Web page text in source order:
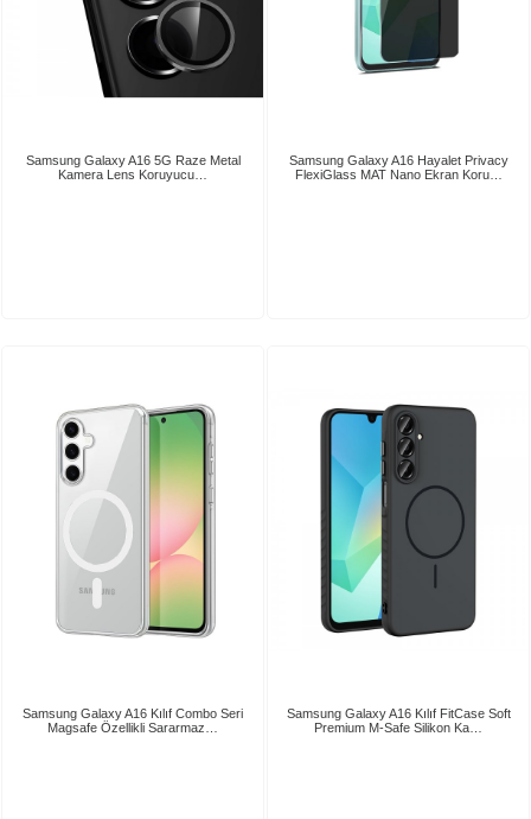
Samsung Galaxy A16 5G Raze Metal
Kamera Lens Koruyucu…
Samsung Galaxy A16 Hayalet Privacy
FlexiGlass MAT Nano Ekran Koru…
Samsung Galaxy A16 Kılıf Combo Seri
Magsafe Özellikli Sararmaz…
Samsung Galaxy A16 Kılıf FitCase Soft
Premium M-Safe Silikon Ka…